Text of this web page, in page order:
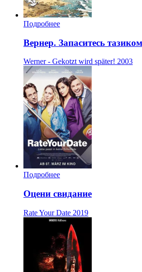
Подробнее
Вернер. Запаситесь
Werner - Gekotzt wird später! 2003
Подробнее
Оцени свидание
Rate Your Date 2019